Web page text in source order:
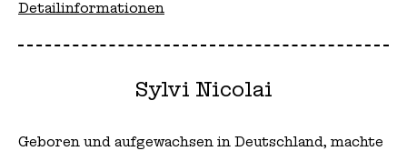
Detailinformationen
Sylvi Nicolai
Geboren und aufgewachsen in Deutschland, machte